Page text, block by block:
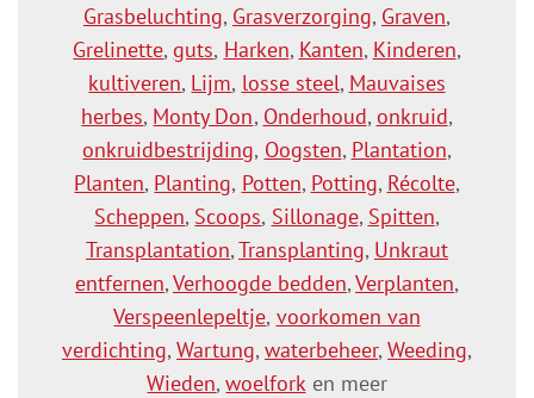
Grasbeluchting, Grasverzorging, Graven,
Grelinette,guts, Harken, Kanten, Kinderen,
kultiveren, Lijm, losse steel, Mauvaises
herbes, Monty Don, Onderhoud, onkruid,
onkruidbestrijding, Oogsten, Plantation,
Planten, Planting, Potten, Potting, Récolte,
Scheppen, Scoops, Sillonage, Spitten,
Transplantation,Transplanting, Unkraut
entfernen,Verhoogde bedden,Verplanten,
Verspeenlepeltje, voorkomen van
verdichting, Wartung,waterbeheer,Weeding,
Wieden,woelfork en meer